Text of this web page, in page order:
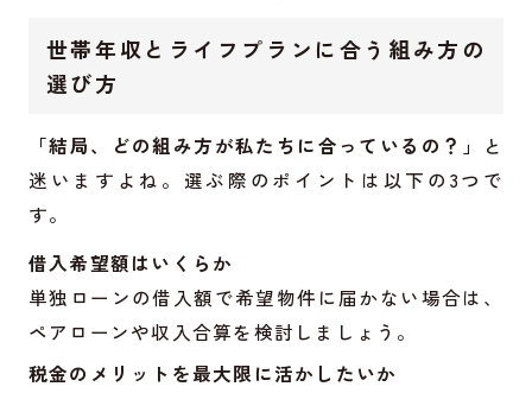
世帯年収とライフプランに合う組み方の
選び方
「結局、どの組み方が私たちに合っているの？」
と
迷いますよね。選ぶ際のポイントは以下の3つで
す。
借入希望額はいくらか
単独ローンの借入額で希望物件に届かない場合は、
ペアローンや収入合算を検討しましょう。
税金のメリットを最大限に活かしたいか